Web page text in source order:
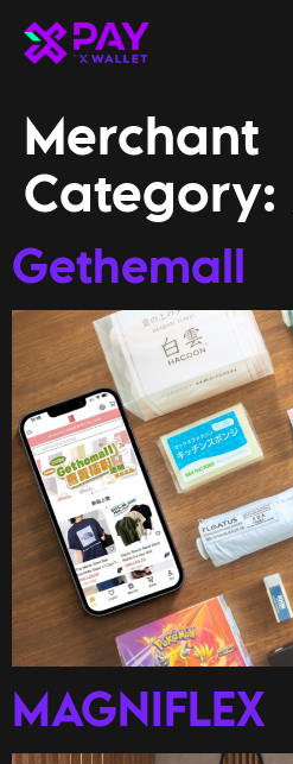
Merchant
Category:
Gethemall
MAGNIFLEX